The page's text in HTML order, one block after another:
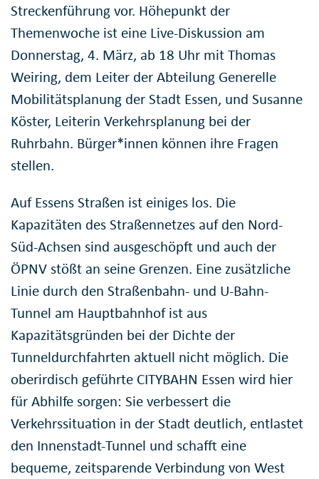
Streckenführung vor. Höhepunkt der
Themenwoche ist eine Live-Diskussion am
Donnerstag, 4. März, ab 18 Uhr mit Thomas
Weiring, dem Leiter der Abteilung Generelle
Mobilitätsplanung der Stadt Essen, und Susanne
Köster, Leiterin Verkehrsplanung bei der
Ruhrbahn. Bürger*innen können ihre Fragen
stellen.
Auf Essens Straßen ist einiges los. Die
Kapazitäten des Straßennetzes auf den Nord-
Süd-Achsen sind ausgeschöpft und auch der
ÖPNV stößt an seine Grenzen. Eine zusätzliche
Linie durch den Straßenbahn- und U-Bahn-
Tunnel am Hauptbahnhof ist aus
Kapazitätsgründen bei der Dichte der
Tunneldurchfahrten aktuell nicht möglich. Die
oberirdisch geführte CITYBAHN Essen wird hier
für Abhilfe sorgen: Sie verbessert die
Verkehrssituation in der Stadt deutlich, entlastet
den Innenstadt-Tunnel und schafft eine
bequeme, zeitsparende Verbindung von West